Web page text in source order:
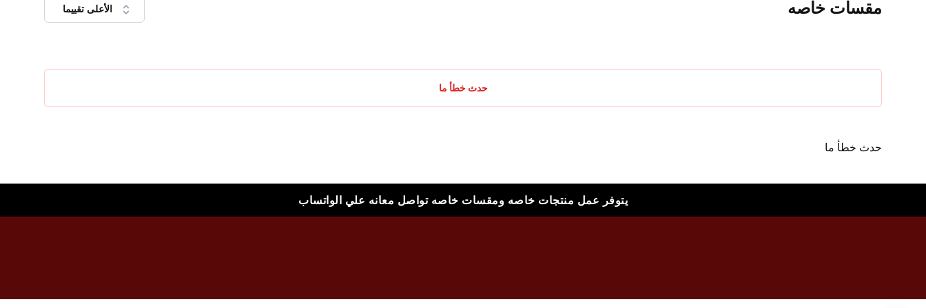
مقسات خاصه الأعلى تقييما
حدث خطأ ما
حدث خطأ ما
يتوفر عمل منتجات خاصه ومقسات خاصه تواصل معانه علي الواتساب